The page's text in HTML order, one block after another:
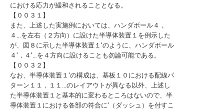
における応力が緩和されることとなる。
【００３１】
また、上述した実施例においては、ハンダボール４，
４…を左右（２方向）に設けた半導体装置１を例示した
が、図８に示した半導体装置１′のように、ハンダボール
４′，４′…を４方向に設けることも勿論可能である。
【００３２】
なお、半導体装置１′の構成は、基板１０における配線パ
ターン１１，１１…のレイアウトが異なる以外、上述し
た半導体装置１と基本的に変わるところはないので、半
導体装置１における各部の符合に′（ダッシュ）を付すこ